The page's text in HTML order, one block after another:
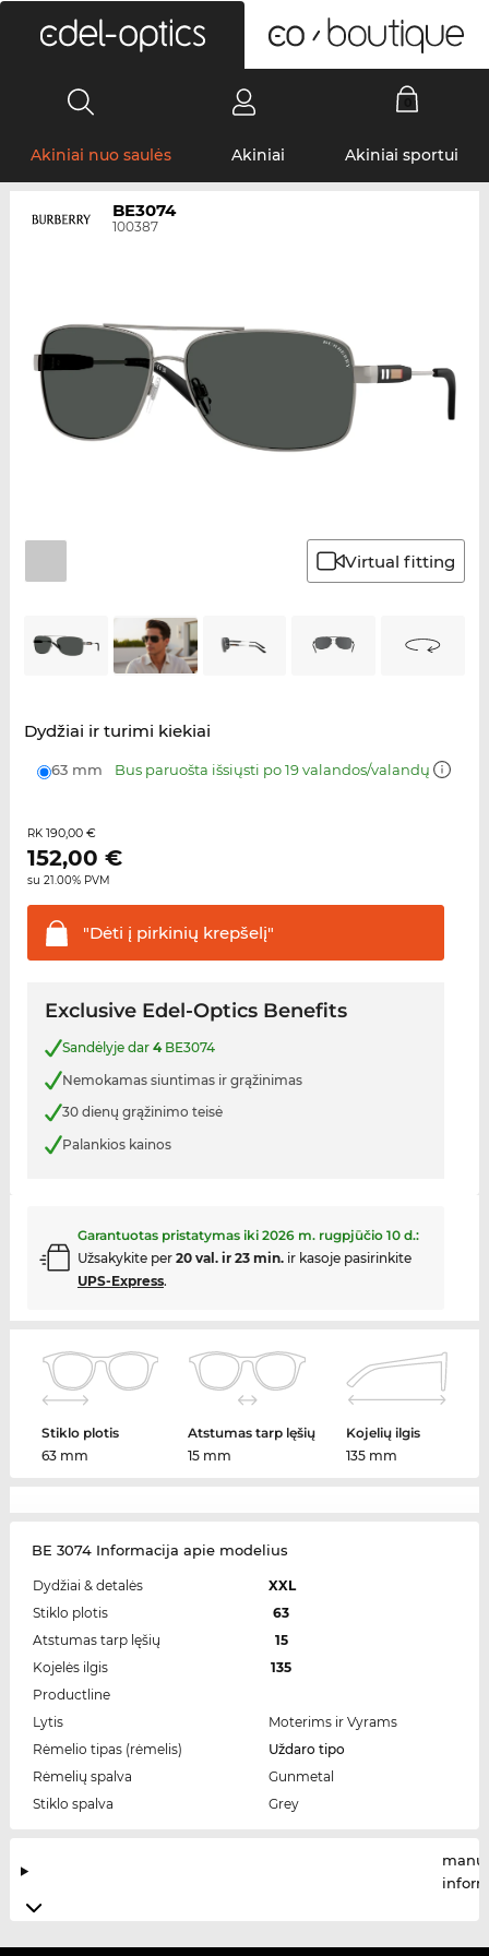
Akiniai nuo saulės Akiniai Akiniai sportui
BE3074
100387
Virtual fitting
Dydžiai ir turimi kiekiai
63 mm Bus paruošta išsiųsti po 19 valandos/valandų
RK 190,00 €
152,00 €
su 21.00% PVM
"Dėti į pirkinių krepšelį"
Exclusive Edel-Optics Benefits
Sandėlyje dar 4BE3074
Nemokamas siuntimas ir grąžinimas
30 dienų grąžinimo teisė
Palankios kainos
Garantuotas pristatymas iki 2026 m. rugpjūčio 10 d.:
Užsakykite per 20 val. ir 23 min.ir kasoje pasirinkite
UPS-Express.
Stiklo plotis
63 mm
Atstumas tarp lęšių
15 mm
Kojelių ilgis
135 mm
BE 3074 Informacija apie modelius
Dydžiai & detalės
XXL
Stiklo plotis
63
Atstumas tarp lęšių
15
Kojelės ilgis
135
Productline
Lytis
Moterims ir Vyrams
Rėmelio tipas (rėmelis)
Uždaro tipo
Rėmelių spalva
Gunmetal
Stiklo spalva
Grey